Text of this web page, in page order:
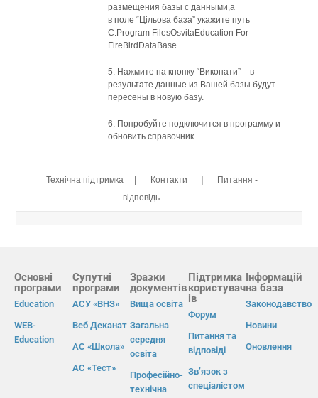
размещения базы с данными,а
в поле “Цільова база” укажите путь
C:Program FilesOsvitaEducation For
FireBirdDataBase
5. Нажмите на кнопку “Виконати” – в
результате данные из Вашей базы будут
пересены в новую базу.
6. Попробуйте подключится в программу и
обновить справочник.
Технічна підтримка | Контакти |
Питання -
відповідь
Основні
програми
Education
WEB-
Education
Супутні
програми
АСУ «ВНЗ»
Веб Деканат
АС «Школа»
АС «Тест»
Зразки
документів
Вища освіта
Загальна
середня
освіта
Професійно-
технічна
Підтримка
користувач
ів
Форум
Питання та
відповіді
Зв’язок з
спеціалістом
Інформацій
на база
Законодавство
Новини
Оновлення